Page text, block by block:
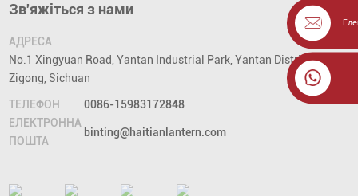
Зв'яжіться з нами
АДРЕСА
No.1 Xingyuan Road, Yantan Industrial Park, Yantan District,
Zigong, Sichuan
ТЕЛЕФОН
0086-15983172848
ЕЛЕКТРОННА
ПОШТА
binting@haitianlantern.com